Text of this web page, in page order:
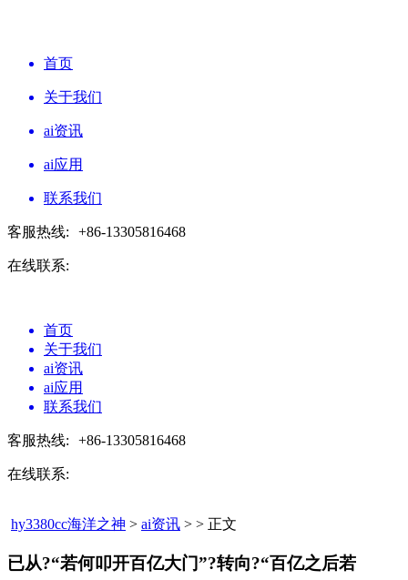
首页
关于我们
ai资讯
ai应用
联系我们
客服热线: +86-13305816468
在线联系:
首页
关于我们
ai资讯
ai应用
联系我们
客服热线: +86-13305816468
在线联系:
hy3380cc海洋之神 > ai资讯 > > 正文
已从?“若何叩开百亿大门”?转向?“百亿之后若​